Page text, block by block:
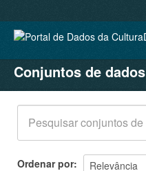
CONJUNTOS DE DADOS
ORGANIZAÇÕES
GRUPOS
SOBRE
Conjuntos de dados
Ordenar por